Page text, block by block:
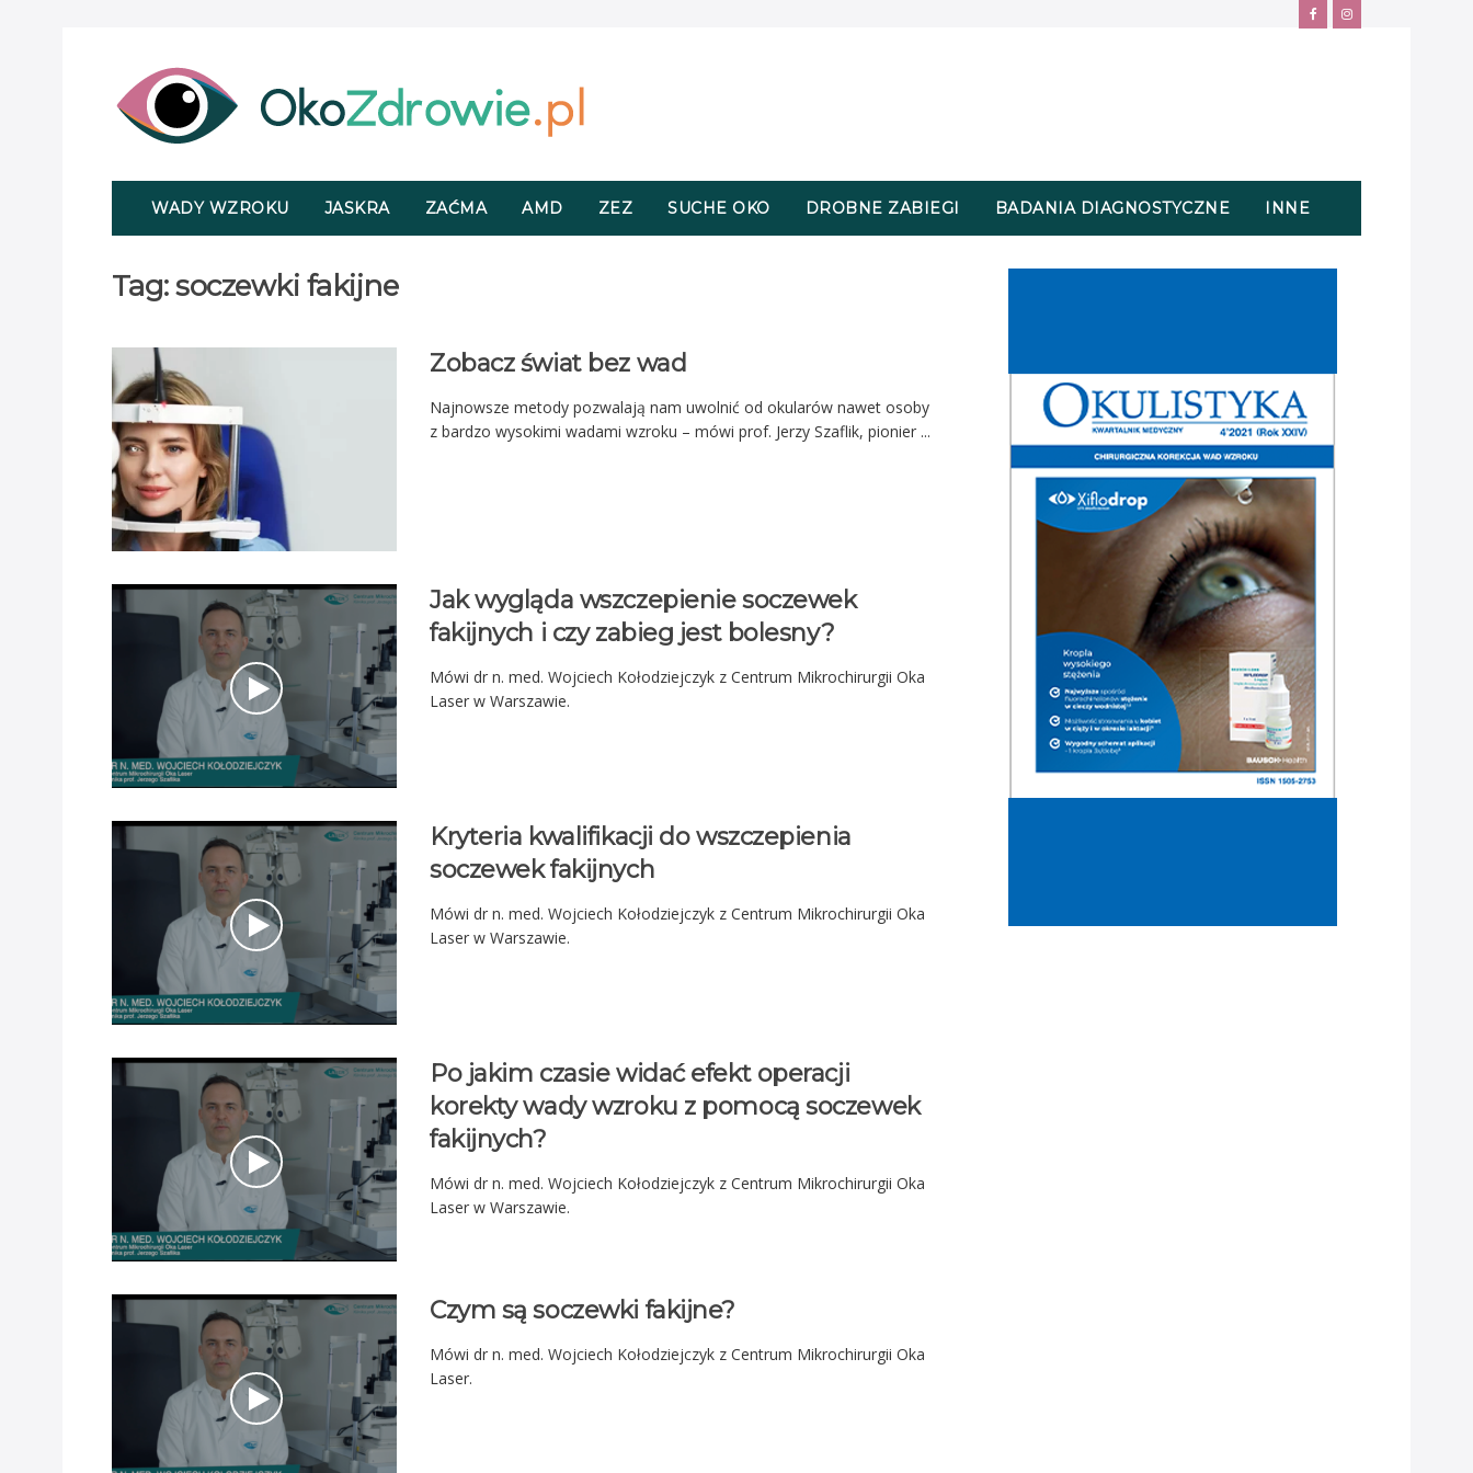
WADY WZROKU JASKRA ZAĆMA AMD ZEZ SUCHE OKO DROBNE ZABIEGI BADANIA DIAGNOSTYCZNE INNE
Tag:soczewki fakijne
Zobacz świat bez wad
Najnowsze metody pozwalają nam uwolnić od okularów nawet osoby
z bardzo wysokimi wadami wzroku – mówi prof. Jerzy Szaflik, pionier ...
Jak wygląda wszczepienie soczewek
fakijnych i czy zabieg jest bolesny?
Mówi dr n. med. Wojciech Kołodziejczyk z Centrum Mikrochirurgii Oka
Laser w Warszawie.
Kryteria kwalifikacji do wszczepienia
soczewek fakijnych
Mówi dr n. med. Wojciech Kołodziejczyk z Centrum Mikrochirurgii Oka
Laser w Warszawie.
Po jakim czasie widać efekt operacji
korekty wady wzroku z pomocą soczewek
fakijnych?
Mówi dr n. med. Wojciech Kołodziejczyk z Centrum Mikrochirurgii Oka
Laser w Warszawie.
Czym są soczewki fakijne?
Mówi dr n. med. Wojciech Kołodziejczyk z Centrum Mikrochirurgii Oka
Laser.